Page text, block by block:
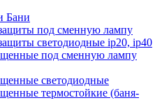
Бани
под сменную лампу
светодиодные ip20, ip40
под сменную лампу
светодиодные
термостойкие (баня-